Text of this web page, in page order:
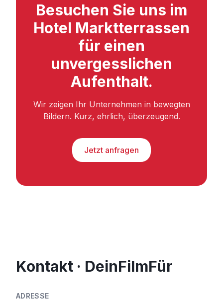
Besuchen Sie uns im
Hotel Marktterrassen
für einen
unvergesslichen
Aufenthalt.
Wir zeigen Ihr Unternehmen in bewegten
Bildern. Kurz, ehrlich, überzeugend.
Jetzt anfragen
Kontakt · DeinFilmFür
ADRESSE